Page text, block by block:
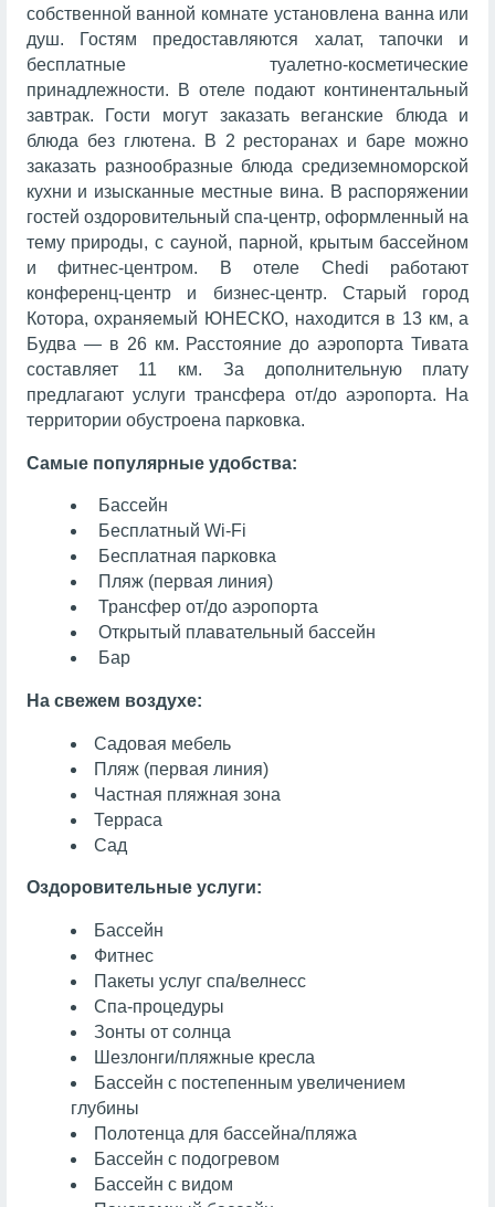
собственной ванной комнате установлена ванна или
душ. Гостям предоставляются халат, тапочки и
бесплатные туалетно-косметические
принадлежности. В отеле подают континентальный
завтрак. Гости могут заказать веганские блюда и
блюда без глютена. В 2 ресторанах и баре можно
заказать разнообразные блюда средиземноморской
кухни и изысканные местные вина. В распоряжении
гостей оздоровительный спа-центр, оформленный на
тему природы, с сауной, парной, крытым бассейном
и фитнес-центром. В отеле Chedi работают
конференц-центр и бизнес-центр. Старый город
Котора, охраняемый ЮНЕСКО, находится в 13 км, а
Будва — в 26 км. Расстояние до аэропорта Тивата
составляет 11 км. За дополнительную плату
предлагают услуги трансфера от/до аэропорта. На
территории обустроена парковка.
Самые популярные удобства:
Бассейн
Бесплатный Wi-Fi
Бесплатная парковка
Пляж (первая линия)
Трансфер от/до аэропорта
Открытый плавательный бассейн
Бар
На свежем воздухе:
Садовая мебель
Пляж (первая линия)
Частная пляжная зона
Терраса
Сад
Оздоровительные услуги:
Бассейн
Фитнес
Пакеты услуг спа/велнесс
Спа-процедуры
Зонты от солнца
Шезлонги/пляжные кресла
Бассейн с постепенным увеличением
глубины
Полотенца для бассейна/пляжа
Бассейн с подогревом
Бассейн с видом